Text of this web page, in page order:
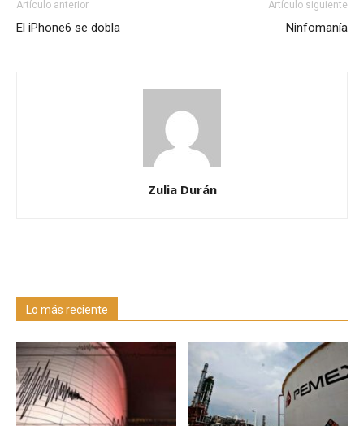
Artículo anterior
El iPhone6 se dobla
Artículo siguiente
Ninfomanía
Zulia Durán
Lo más reciente